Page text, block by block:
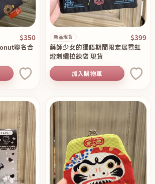
$350
聯名合
新品現貨 $399
藥師少女的獨語期間限定展霓虹
燈刺繡拉錬袋 現貨
加入購物車